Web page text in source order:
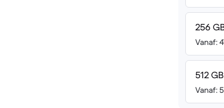
256
Vanaf:
512 GB
Vanaf: